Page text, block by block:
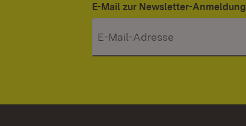
E-Mail zur Newsletter-Anmeldung